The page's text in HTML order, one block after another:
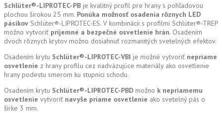
Schlüter®-LIPROTEC-PB je kvalitný profil pre hrany s pohľadovou
plochou širokou 25 mm. Ponúka možnosť osadenia rôznych LED
pásikov Schlüter®-LIPROTEC-ES. V kombinácii s profilmi Schlüter®-TREP
možno vytvoriť príjemné a bezpečné osvetlenie hrán. Osadením
dvoch rôznych krytov možno dosiahnuť rozmanitých svetelných efektov.
Osadením krytu Schlüter®-LIPROTEC-VBI je možné vytvoriť nepriame
osvetlenie z hrany profilu cez nadväzujúce materiály ako osvetlenie
hrany podestu smerom ku stupnici schodu.
Osadením krytu Schlüter®-LIPROTEC-PBD možno k nepriamemu
osvetlenie vytvoriť navyše priame osvetlenie ako svetelný pás o
šírke 3 mm.